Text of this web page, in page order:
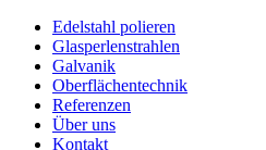
Edelstahl polieren
Glasperlenstrahlen
Galvanik
Oberflächen­technik
Referenzen
Über uns
Kontakt